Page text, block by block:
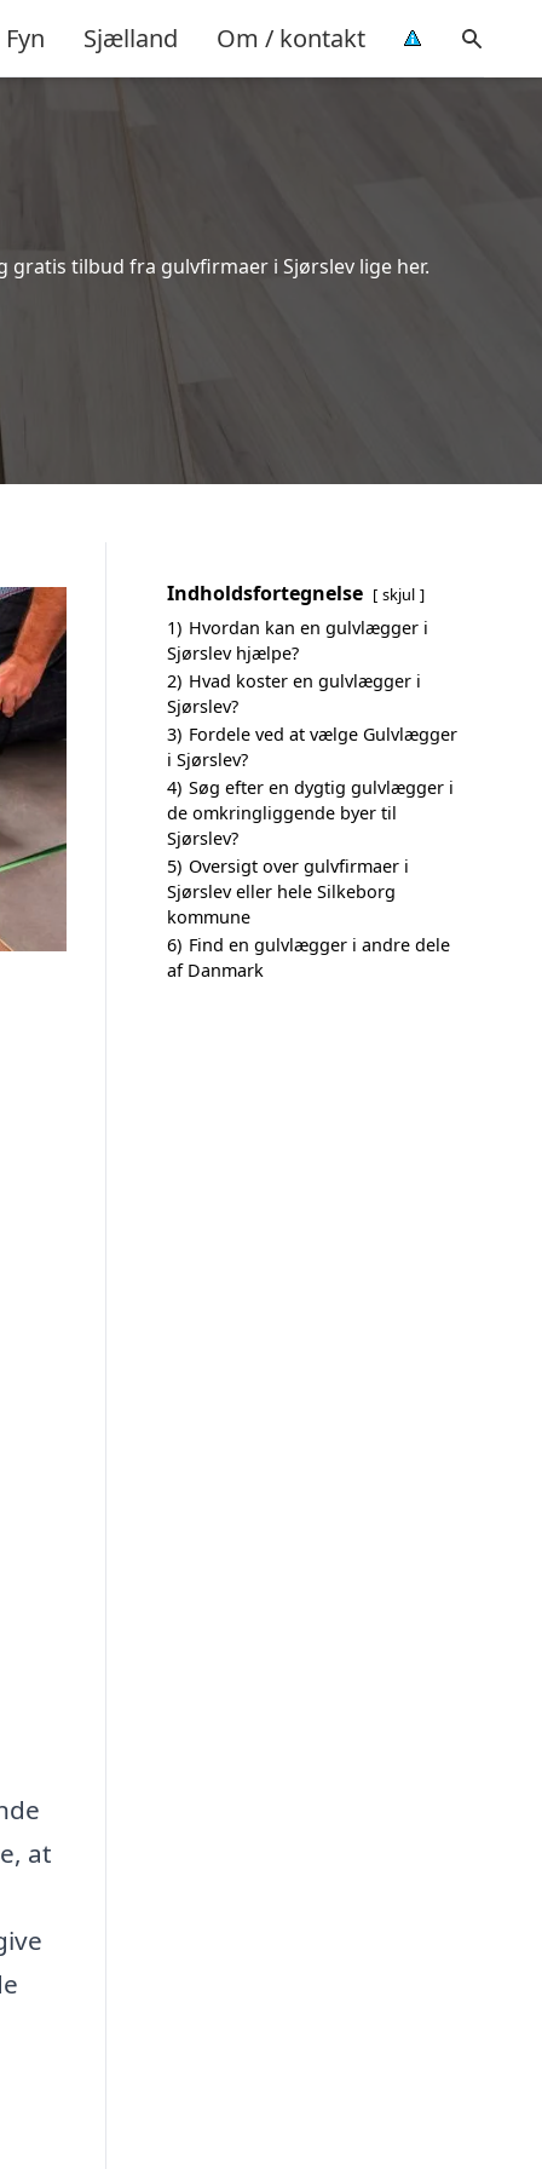
Fyn Sjælland Om / kontakt
tilbud fra gulvfirmaer i Sjørslev lige her.
at
Indholdsfortegnelse skjul
1) Hvordan kan en gulvlægger i
Sjørslev hjælpe?
2) Hvad koster en gulvlægger i
Sjørslev?
3) Fordele ved at vælge Gulvlægger
i Sjørslev?
4) Søg efter en dygtig gulvlægger i
de omkringliggende byer til
Sjørslev?
5) Oversigt over gulvfirmaer i
Sjørslev eller hele Silkeborg
kommune
6) Find en gulvlægger i andre dele
af Danmark